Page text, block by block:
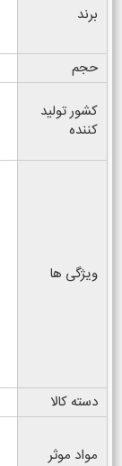
برند
حجم
کشور تولید
کننده
ویژگی ها
دسته کالا
مواد موثر